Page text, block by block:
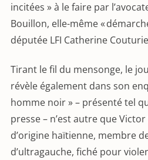
incitées » à le faire par
Bouillon, elle-même «
députée LFI Catherine
Tirant le fil du mensonge, le
révèle également dans son
homme noir » – présenté tel
presse – n’est autre que Victor
d’origine haïtienne, membre
d’ultragauche, fiché pour